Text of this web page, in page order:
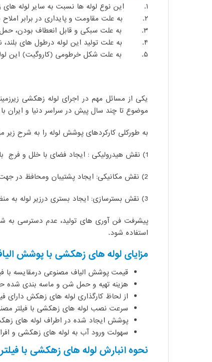
۱. این نوع لوله ها نسبت به سایر لوله های زهکشی از جمله بتنی و سفالی بسیار سبک تراست.
۲. به علت مقاومت و پایداری در برابر املاح شیمیایی آب و خاک از طول عمر بالایی برخوردار هستند.
۳. به علت سبکی و قابل انعطاف بودن، حمل و نقل این لوله ها بسیار آسان است.
۴. به علت تولید این لوله درطول های بلند، نصب و کارگذاری لوله ها بسیار ساده و سریع است.
۵. به علت شکل خرطومی (کاروگیت) این لوله ها از مقاومت فشاری، ضربه ای و کششی بالایی برخوردار هستند.
یکی از مسائل مهم در اجرای لوله زهکشی
موضوع تا چند سال پیش در سراسر دنیا و ایران
به طورکلی کارکردهای پوشش لوله را به شرح زیر
1) نقش هیدرولیکی : ایجاد فضای با خلل و فرج بالا و در نتیجه ایجاد نفوذ پذیری مناسب و کاهش مقاومت در اطراف و درون منافذ لوله زهکش.
2) نقش مکانیکی: ایجاد پشتیبان ومحافظ در جهت شعاع لوله و جلوگیری از ایجاد خمش اضافی و صدمه دیدن لوله دراثرنیروی وارده ناشی از بارخاک.
3) نقش بسترسازی: ایجاد بستری درزیر لوله به منظور جلوگیری از جابجایی لوله در زمان کارگذاری و بعد از آن در اثربار خاک.
پیشرفت فن آوری های تولید، عدم دسترسی به
استفاده شود.
مزایای لوله های زهکشی با پوشش
قیمت پوشش الیاف مصنوعی درمقایسه با
هزینه تهیه و حمل شن و ماسه بندی شده
از لحاظ کارگذاری لوله های زهکش دارای
سرعت نصب لوله های زهکشی با فیلتر
پوشش ایجاد شده در اطراف لوله های
سهولت ورود آب به لوله های زهکشی و
نحوه انبارش لوله های زهکشی با